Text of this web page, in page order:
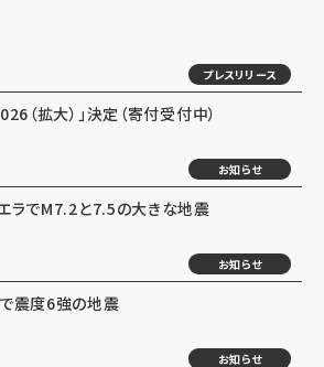
プレスリリース
（拡大）」決定（寄付受付中）
お知らせ
ラでM7.2と7.5の大きな地震
お知らせ
震度6強の地震
お知らせ